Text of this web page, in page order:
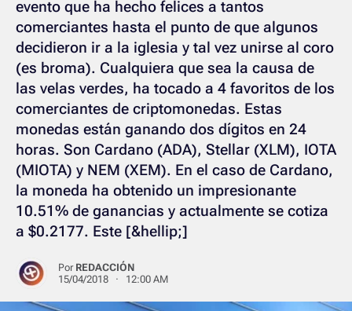
evento que ha hecho felices a tantos
comerciantes hasta el punto de que algunos
decidieron ir a la iglesia y tal vez unirse al coro
(es broma). Cualquiera que sea la causa de
las velas verdes, ha tocado a 4 favoritos de los
comerciantes de criptomonedas. Estas
monedas están ganando dos dígitos en 24
horas. Son Cardano (ADA), Stellar (XLM), IOTA
(MIOTA) y NEM (XEM). En el caso de Cardano,
la moneda ha obtenido un impresionante
10.51% de ganancias y actualmente se cotiza
a $0.2177. Este [&hellip;]
Por REDACCIÓN
15/04/2018 · 12:00 AM